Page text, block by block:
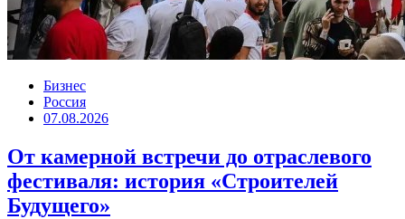
Бизнес
Россия
07.08.2026
От камерной встречи до отраслевого
фестиваля: история «Строителей
Будущего»